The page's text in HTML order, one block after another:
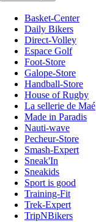
Basket-Center
Daily Bikers
Direct-Volley
Espace Golf
Foot-Store
Galope-Store
Handball-Store
House of Rugby
La sellerie de Maé
Made in Paradis
Nauti-wave
Pecheur-Store
Smash-Expert
Sneak'In
Sneakids
Sport is good
Training-Fit
Trek-Expert
TripNBikers